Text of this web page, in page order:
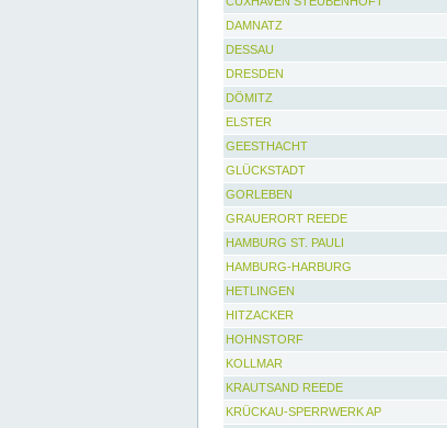
DAMNATZ
DESSAU
DRESDEN
DÖMITZ
ELSTER
GEESTHACHT
GLÜCKSTADT
GORLEBEN
GRAUERORT REEDE
HAMBURG ST. PAULI
HAMBURG-HARBURG
HETLINGEN
HITZACKER
HOHNSTORF
KOLLMAR
KRAUTSAND REEDE
KRÜCKAU-SPERRWERK AP